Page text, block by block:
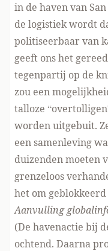
in de haven van
de logistiek wordt
politiseerbaar van
geeft ons het
tegenpartij op de
zou een
talloze
worden uitgebuit.
een samenleving
duizenden moeten
grenzeloos
het om
Aanvulling
(De havenactie bij
ochtend. Daarna